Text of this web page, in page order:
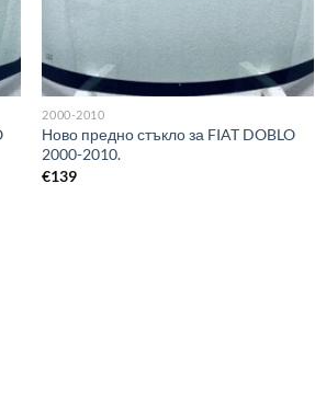
2000-2010
Ново предно стъкло за FIAT DOBLO
2000-2010.
€139